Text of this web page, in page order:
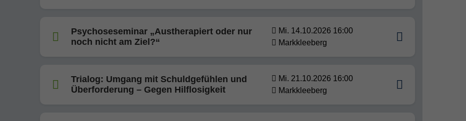
Psychoseseminar „Austherapiert oder nur
noch nicht am Ziel?“
Mi. 14.10.2026 16:00
Markkleeberg
Trialog: Umgang mit Schuldgefühlen und
Überforderung – Gegen Hilflosigkeit
Mi. 21.10.2026 16:00
Markkleeberg